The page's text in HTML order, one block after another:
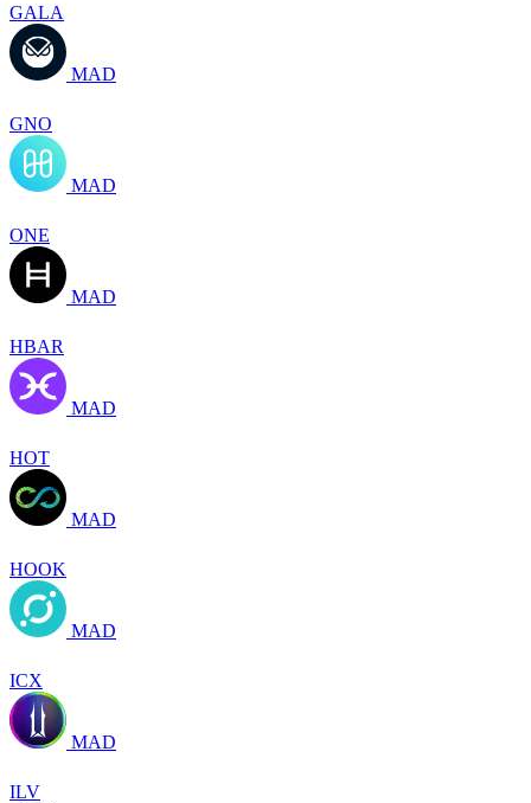
GALA
MAD
GNO
MAD
ONE
MAD
HBAR
MAD
HOT
MAD
HOOK
MAD
ICX
MAD
ILV